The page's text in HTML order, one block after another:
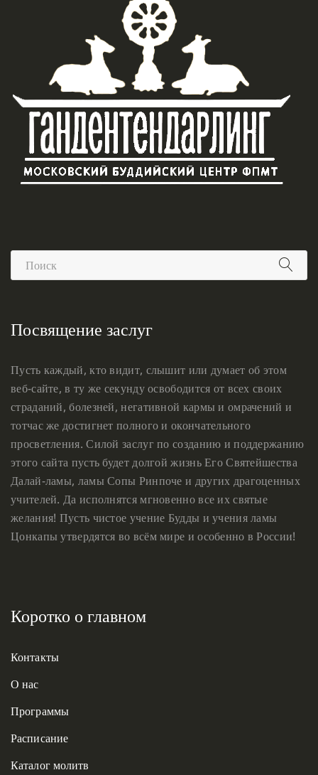
Посвящение заслуг
Пусть каждый, кто видит, слышит или думает об этом
веб-сайте, в ту же секунду освободится от всех своих
страданий, болезней, негативной кармы и омрачений и
тотчас же достигнет полного и окончательного
просветления. Силой заслуг по созданию и поддержанию
этого сайта пусть будет долгой жизнь Его Святейшества
Далай-ламы, ламы Сопы Ринпоче и других драгоценных
учителей. Да исполнятся мгновенно все их святые
желания! Пусть чистое учение Будды и учения ламы
Цонкапы утвердятся во всём мире и особенно в России!
Коротко о главном
Контакты
О нас
Программы
Расписание
Каталог молитв